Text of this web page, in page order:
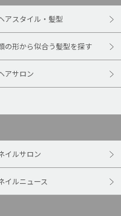
アスタイル・髪型
の形から似合う髪型を探す
アサロン
イルサロン
イルニュース